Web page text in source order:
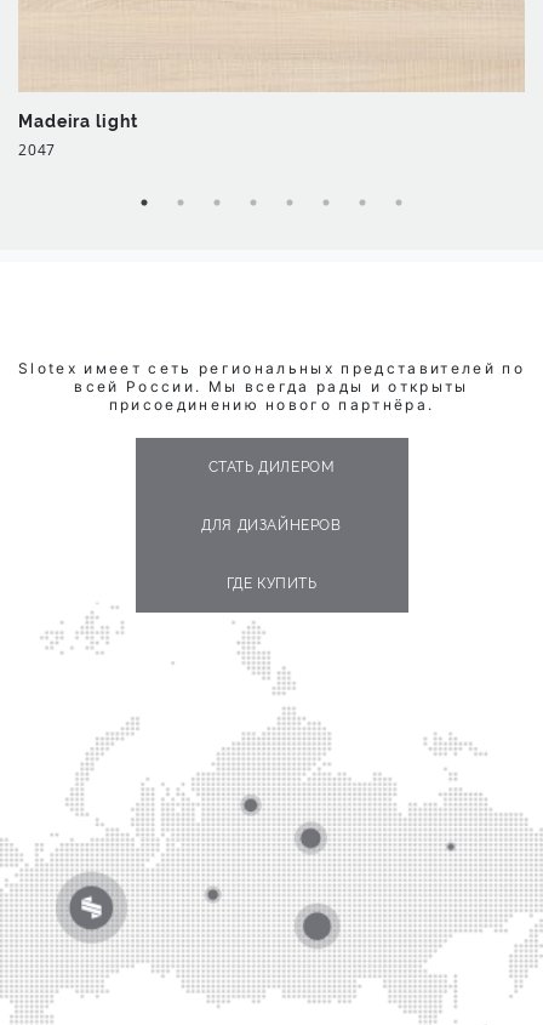
Madeira light
2047
Slotex имеет сеть региональных представителей по
всей России. Мы всегда рады и открыты
присоединению нового партнёра.
СТАТЬ ДИЛЕРОМ
ДЛЯ ДИЗАЙНЕРОВ
ГДЕ КУПИТЬ